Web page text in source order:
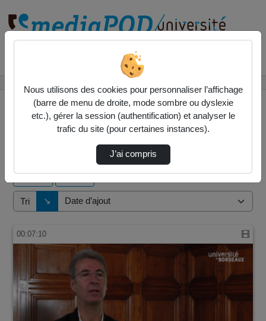
4 vidéos trouvées
Tri ↘
Direction de tri
00:07:10
Nous utilisons des cookies pour personnaliser l’affichage
(barre de menu de droite, mode sombre ou dyslexie
etc.), gérer la session (authentification) et analyser le
trafic du site (pour certaines instances).
J’ai compris